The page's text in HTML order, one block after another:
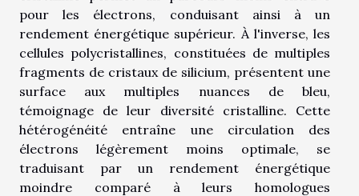
pour les électrons, conduisant ainsi à un
rendement énergétique supérieur. À l'inverse, les
cellules polycristallines, constituées de multiples
fragments de cristaux de silicium, présentent une
surface aux multiples nuances de bleu,
témoignage de leur diversité cristalline. Cette
hétérogénéité entraîne une circulation des
électrons légèrement moins optimale, se
traduisant par un rendement énergétique
moindre comparé à leurs homologues